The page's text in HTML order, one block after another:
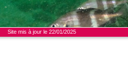
Site mis à jour le 22/01/2025